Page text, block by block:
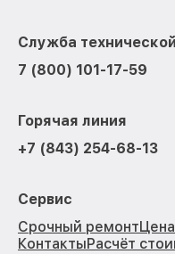
Служба
7 (800) 101-17-59
Горячая линия
+7 (843) 254-68-13
Сервис
Срочный ремонт
КонтактыРасчёт